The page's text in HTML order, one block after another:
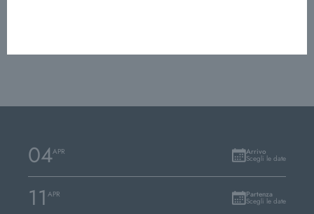
04APR Arrivo
Scegli le date
11 APR Partenza
Scegli le date